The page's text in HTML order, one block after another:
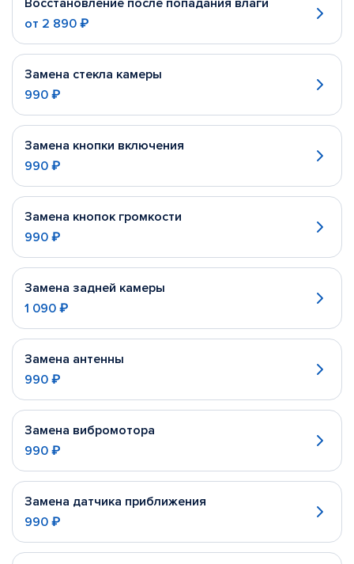
Восстановление после попадания влаги
от 2 890 ₽
Замена стекла камеры
990 ₽
Замена кнопки включения
990 ₽
Замена кнопок громкости
990 ₽
Замена задней камеры
1 090 ₽
Замена антенны
990 ₽
Замена вибромотора
990 ₽
Замена датчика приближения
990 ₽